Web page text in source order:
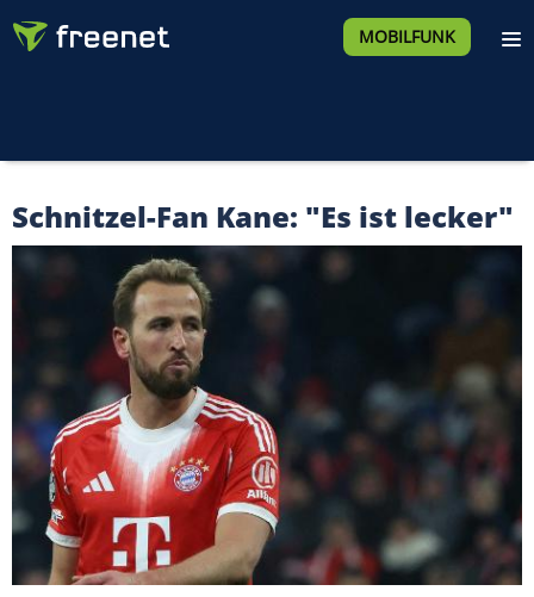
MOBILFUNK
Schnitzel-Fan Kane: "Es ist lecker"